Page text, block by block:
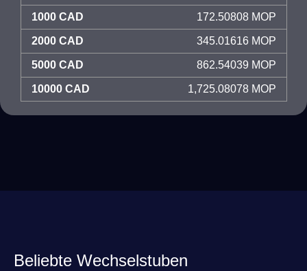
1000 CAD 172.50808 MOP
2000 CAD 345.01616 MOP
5000 CAD 862.54039 MOP
10000 CAD 1,725.08078 MOP
Beliebte Wechselstuben